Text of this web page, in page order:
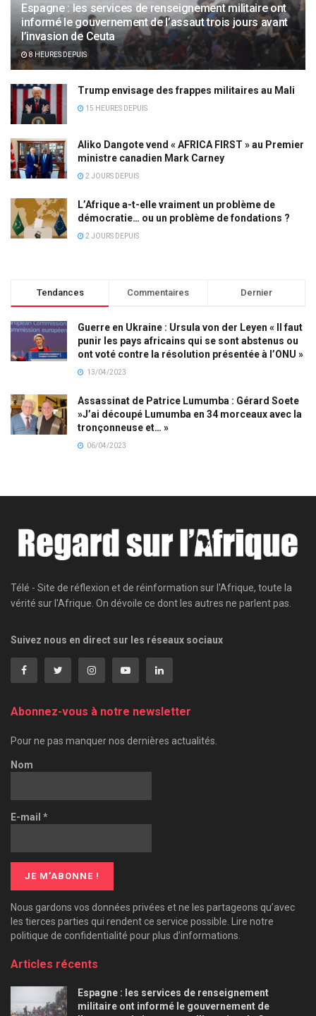
Espagne : les services de renseignement militaire ont
informé le gouvernement de l’assaut trois jours avant
l’invasion de Ceuta
8 HEURES DEPUIS
Trump envisage des frappes militaires au Mali
15 HEURES DEPUIS
Aliko Dangote vend « AFRICA FIRST » au Premier
ministre canadien Mark Carney
2 JOURS DEPUIS
L’Afrique a-t-elle vraiment un problème de
démocratie… ou un problème de fondations ?
2 JOURS DEPUIS
Tendances Commentaires Dernier
Guerre en Ukraine : Ursula von der Leyen « Il faut
punir les pays africains qui se sont abstenus ou
ont voté contre la résolution présentée à l’ONU »
13/04/2023
Assassinat de Patrice Lumumba : Gérard Soete
»J’ai découpé Lumumba en 34 morceaux avec la
tronçonneuse et… »
06/04/2023
Télé - Site de réflexion et de réinformation sur l'Afrique, toute la
vérité sur l'Afrique. On dévoile ce dont les autres ne parlent pas.
Suivez nous en direct sur les réseaux sociaux
Abonnez-vous à notre newsletter
Pour ne pas manquer nos dernières actualités.
Nom
E-mail *
Nous gardons vos données privées et ne les partageons qu’avec
les tierces parties qui rendent ce service possible. Lire notre
politique de confidentialité pour plus d’informations.
Articles récents
Espagne : les services de renseignement
militaire ont informé le gouvernement de